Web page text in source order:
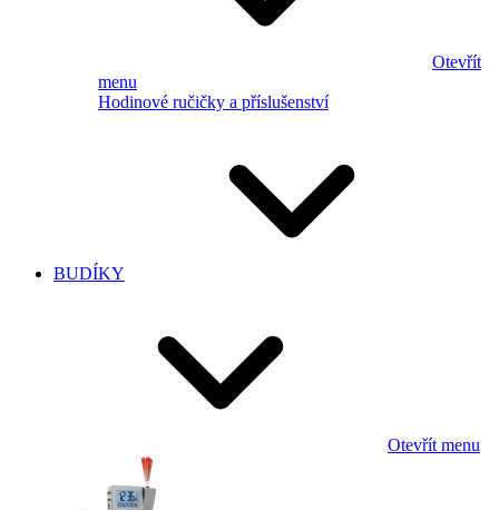
Otevřít
menu
Hodinové ručičky a příslušenství
BUDÍKY
Otevřít menu